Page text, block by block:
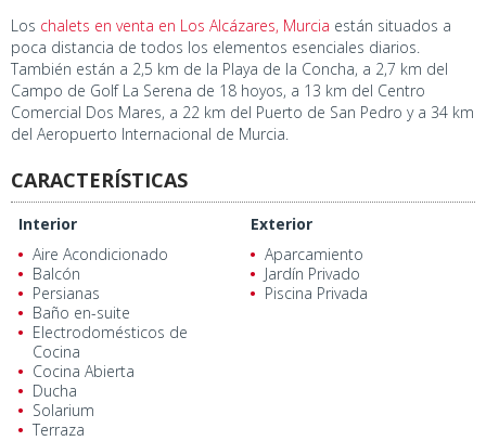
Los chalets en venta en Los Alcázares, Murcia están situados a
poca distancia de todos los elementos esenciales diarios.
También están a 2,5 km de la Playa de la Concha, a 2,7 km del
Campo de Golf La Serena de 18 hoyos, a 13 km del Centro
Comercial Dos Mares, a 22 km del Puerto de San Pedro y a 34 km
del Aeropuerto Internacional de Murcia.
CARACTERÍSTICAS
Interior
Aire Acondicionado
Balcón
Persianas
Baño en-suite
Electrodomésticos de
Cocina
Cocina Abierta
Ducha
Solarium
Terraza
Exterior
Aparcamiento
Jardín Privado
Piscina Privada